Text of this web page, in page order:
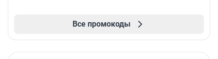
Все промокоды